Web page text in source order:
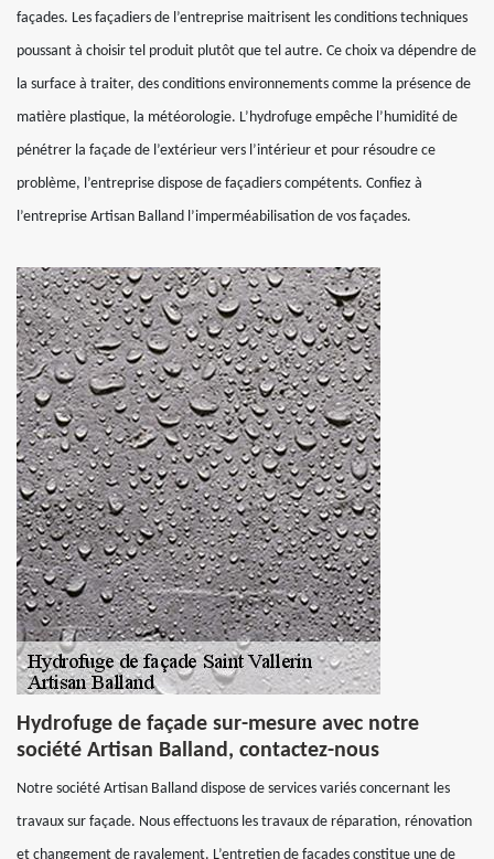
façades. Les façadiers de l’entreprise maitrisent les conditions techniques
poussant à choisir tel produit plutôt que tel autre. Ce choix va dépendre de
la surface à traiter, des conditions environnements comme la présence de
matière plastique, la météorologie. L’hydrofuge empêche l’humidité de
pénétrer la façade de l’extérieur vers l’intérieur et pour résoudre ce
problème, l’entreprise dispose de façadiers compétents. Confiez à
l’entreprise Artisan Balland l’imperméabilisation de vos façades.
Hydrofuge de façade sur-mesure avec notre
société Artisan Balland, contactez-nous
Notre société Artisan Balland dispose de services variés concernant les
travaux sur façade. Nous effectuons les travaux de réparation, rénovation
et changement de ravalement. L’entretien de façades constitue une de